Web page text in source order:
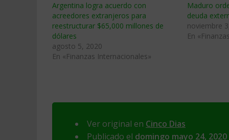
Argentina logra acuerdo con
acreedores extranjeros para
reestructurar $65,000 millones de
dólares
agosto 5, 2020
En «Finanzas Internacionales»
Maduro
deuda
noviembre
En
Ver original en Cinco Dias
Publicado el domingo mayo 24, 2020